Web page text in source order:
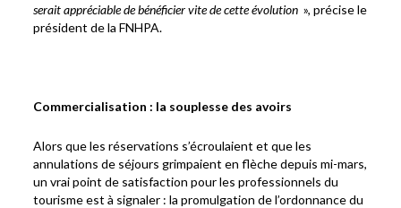
serait appréciable de bénéficier vite de cette évolution », précise le
président de la FNHPA.
Commercialisation : la souplesse des avoirs
Alors que les réservations s’écroulaient et que les
annulations de séjours grimpaient en flèche depuis mi-mars,
un vrai point de satisfaction pour les professionnels du
tourisme est à signaler : la promulgation de l’ordonnance du